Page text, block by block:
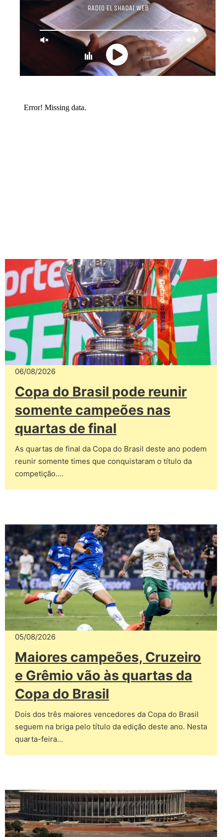
06/08/2026
Copa do Brasil pode reunir
somente campeões nas
quartas de final
As quartas de final da Copa do Brasil deste ano podem
reunir somente times que conquistaram o título da
competição.…
05/08/2026
Maiores campeões, Cruzeiro
e Grêmio vão às quartas da
Copa do Brasil
Dois dos três maiores vencedores da Copa do Brasil
seguem na briga pelo título da edição deste ano. Nesta
quarta-feira…